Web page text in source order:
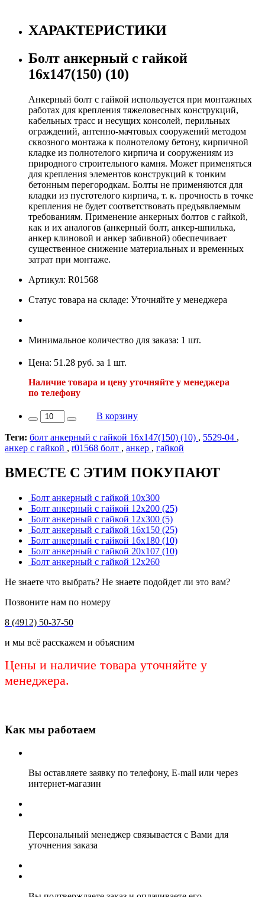
ХАРАКТЕРИСТИКИ
Болт анкерный с гайкой
16х147(150) (10)
Анкерный болт с гайкой используется при монтажных
работах для крепления тяжеловесных конструкций,
кабельных трасс и несущих консолей, перильных
ограждений, антенно-мачтовых сооружений методом
сквозного монтажа к полнотелому бетону, кирпичной
кладке из полнотелого кирпича и сооружениям из
природного строительного камня. Может применяться
для крепления элементов конструкций к тонким
бетонным перегородкам. Болты не применяются для
кладки из пустотелого кирпича, т. к. прочность в точке
крепления не будет соответствовать предъявляемым
требованиям. Применение анкерных болтов с гайкой,
как и их аналогов (анкерный болт, анкер-шпилька,
анкер клиновой и анкер забивной) обеспечивает
существенное снижение материальных и временных
затрат при монтаже.
Артикул: R01568
Статус товара на складе: Уточняйте у менеджера
Минимальное количество для заказа: 1 шт.
Цена: 51.28 руб. за 1 шт.
Наличие товара и цену уточняйте у менеджера
по телефону
В корзину
Теги: болт анкерный с гайкой 16х147(150) (10) , 5529-04 ,
анкер с гайкой , r01568 болт , анкер , гайкой
ВМЕСТЕ С ЭТИМ ПОКУПАЮТ
Болт анкерный с гайкой 10х300
Болт анкерный с гайкой 12х200 (25)
Болт анкерный с гайкой 12х300 (5)
Болт анкерный с гайкой 16х150 (25)
Болт анкерный с гайкой 16х180 (10)
Болт анкерный с гайкой 20х107 (10)
Болт анкерный с гайкой 12х260
Не знаете что выбрать? Не знаете подойдет ли это вам?
Позвоните нам по номеру
8 (4912) 50-37-50
и мы всё расскажем и объясним
Цены и наличие товара уточняйте у
менеджера.
Как мы работаем
Вы оставляете заявку по телефону, E-mail или через
интернет-магазин
Персональный менеджер связывается с Вами для
уточнения заказа